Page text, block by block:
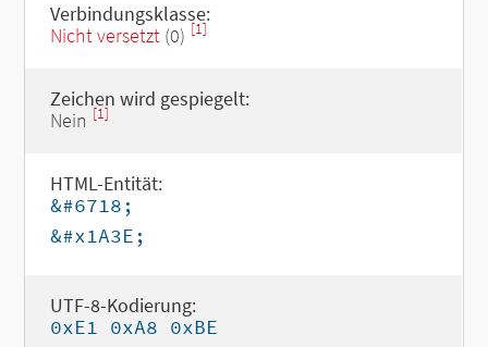
Verbindungsklasse:
Nicht versetzt(0) [1]
Zeichen wird gespiegelt:
Nein [1]
HTML-Entität:
&#6718;
&#x1A3E;
UTF-8-Kodierung:
0xE1 0xA8 0xBE